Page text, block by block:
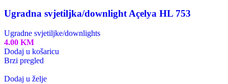
Ugradna svjetiljka/downlight Açelya HL 753
Ugradne svjetiljke/downlights
4.00 KM
Dodaj u košaricu
Brzi pregled
Dodaj u želje